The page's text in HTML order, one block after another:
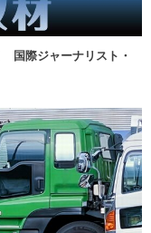
国際ジャーナリスト・